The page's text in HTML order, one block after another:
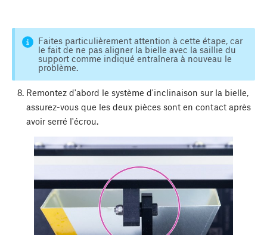
Faites particulièrement attention à cette étape, car
le fait de ne pas aligner la bielle avec la saillie du
support comme indiqué entraînera à nouveau le
problème.
Remontez d'abord le système d'inclinaison sur la bielle,
assurez-vous que les deux pièces sont en contact après
avoir serré l'écrou.